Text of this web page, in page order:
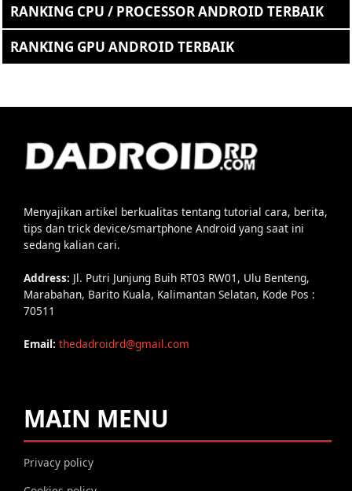
RANKING CPU / PROCESSOR ANDROID TERBAIK
RANKING GPU ANDROID TERBAIK
Menyajikan artikel berkualitas tentang tutorial cara, berita,
tips dan trick device/smartphone Android yang saat ini
sedang kalian cari.
Address: Jl. Putri Junjung Buih RT03 RW01, Ulu Benteng,
Marabahan, Barito Kuala, Kalimantan Selatan, Kode Pos :
70511
Email: thedadroidrd@gmail.com
MAIN MENU
Privacy policy